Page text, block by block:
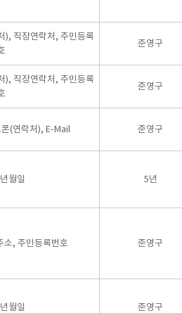
), 직장연락처, 주민등록
준영구
), 직장연락처, 주민등록
준영구
(연락처), E-Mail 준영구
월일 5년
소, 주민등록번호 준영구
월일 준영구